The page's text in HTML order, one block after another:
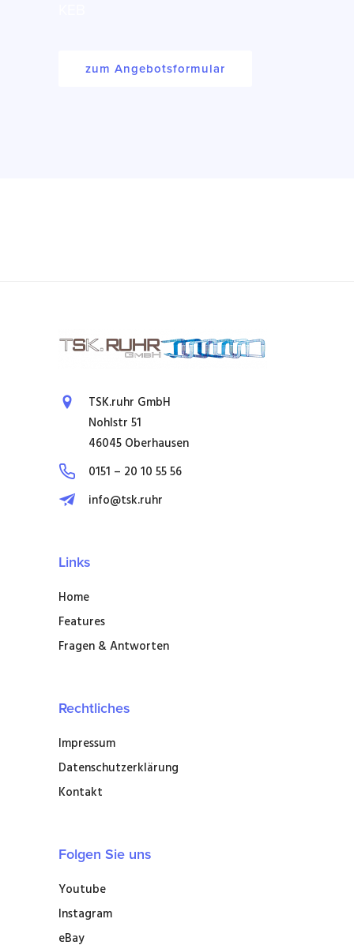
zum Angebotsformular
TSK.ruhr GmbH
Nohlstr 51
46045 Oberhausen
0151 – 20 10 55 56
info@tsk.ruhr
Links
Home
Features
Fragen & Antworten
Rechtliches
Impressum
Datenschutzerklärung
Kontakt
Folgen Sie uns
Youtube
Instagram
eBay